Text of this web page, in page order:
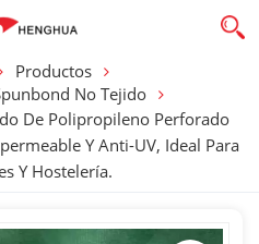
Productos
No Tejido
De Polipropileno Perforado
Y Anti-UV, Ideal Para
Y Hostelería.